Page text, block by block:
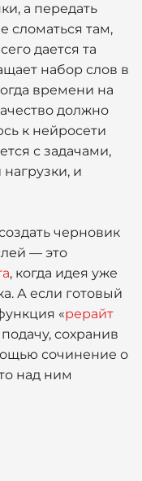
а передать
сломаться там,
дается та
набор слов в
времени на
должно
к нейросети
с задачами,
и
черновик
— это
, когда идея уже
А если готовый
«рерайт
сохранив
сочинение о
над ним